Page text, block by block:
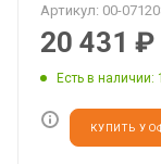
Артикул: 00-
20 431 ₽
Есть в наличии: 1
КУПИТЬ У